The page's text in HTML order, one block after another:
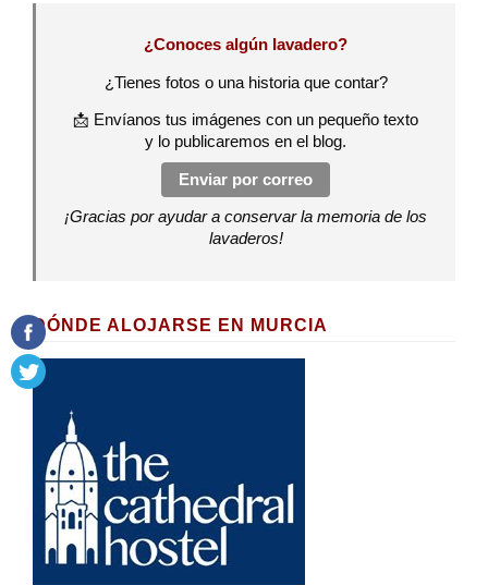
¿Conoces algún lavadero?
¿Tienes fotos o una historia que contar?
📩 Envíanos tus imágenes con un pequeño texto
y lo publicaremos en el blog.
Enviar por correo
¡Gracias por ayudar a conservar la memoria de los
lavaderos!
DÓNDE ALOJARSE EN MURCIA